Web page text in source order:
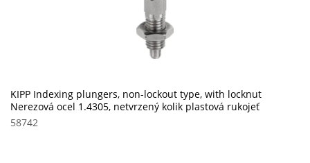
KIPP Indexing plungers, non-lockout type, with locknut
Nerezová ocel 1.4305, netvrzený kolik plastová rukojeť
58742